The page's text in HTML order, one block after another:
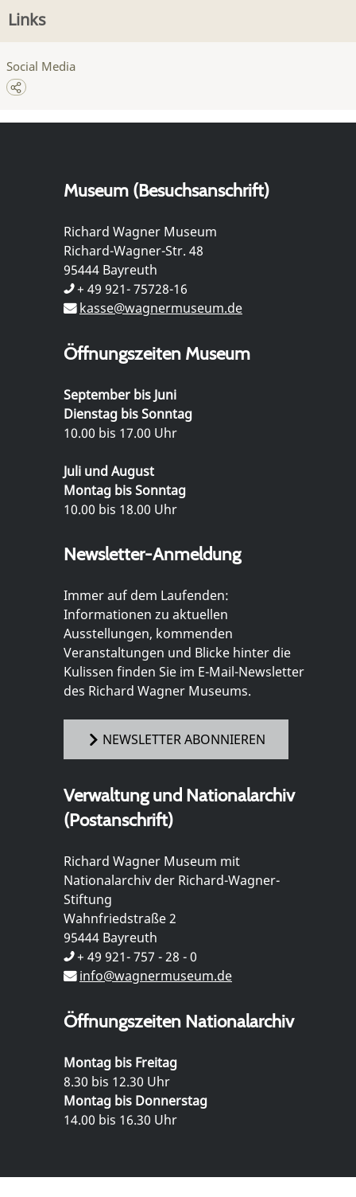
Links
Social Media
Museum (Besuchsanschrift)
Richard Wagner Museum
Richard-Wagner-Str. 48
95444 Bayreuth
+ 49 921- 75728-16
kasse@wagnermuseum.de
Öffnungszeiten Museum
September bis Juni
Dienstag bis Sonntag
10.00 bis 17.00 Uhr
Juli und August
Montag bis Sonntag
10.00 bis 18.00 Uhr
Newsletter-Anmeldung
Immer auf dem Laufenden:
Informationen zu aktuellen
Ausstellungen, kommenden
Veranstaltungen und Blicke hinter die
Kulissen finden Sie im E-Mail-Newsletter
des Richard Wagner Museums.
NEWSLETTER ABONNIEREN
Verwaltung und Nationalarchiv
(Postanschrift)
Richard Wagner Museum mit
Nationalarchiv der Richard-Wagner-
Stiftung
Wahnfriedstraße 2
95444 Bayreuth
+ 49 921- 757 - 28 - 0
info@wagnermuseum.de
Öffnungszeiten Nationalarchiv
Montag bis Freitag
8.30 bis 12.30 Uhr
Montag bis Donnerstag
14.00 bis 16.30 Uhr